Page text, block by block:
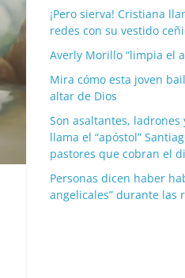
¡Pero sierva! Cristiana
redes con su vestido
Averly Morillo “limpia el
Mira cómo esta joven
altar de Dios
Son asaltantes,
llama el “apóstol”
pastores que cobran el
Personas dicen haber
angelicales” durante las